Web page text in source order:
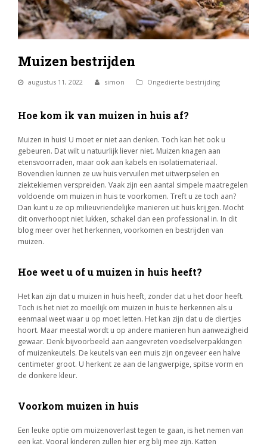
Muizen bestrijden
augustus 11, 2022 simon Ongedierte bestrijding
Hoe kom ik van muizen in huis af?
Muizen in huis! U moet er niet aan denken. Toch kan het ook u
gebeuren. Dat wilt u natuurlijk liever niet. Muizen knagen aan
etensvoorraden, maar ook aan kabels en isolatiemateriaal.
Bovendien kunnen ze uw huis vervuilen met uitwerpselen en
ziektekiemen verspreiden. Vaak zijn een aantal simpele maatregelen
voldoende om muizen in huis te voorkomen. Treft u ze toch aan?
Dan kunt u ze op milieuvriendelijke manieren uit huis krijgen. Mocht
dit onverhoopt niet lukken, schakel dan een professional in. In dit
blog meer over het herkennen, voorkomen en bestrijden van
muizen.
Hoe weet u of u muizen in huis heeft?
Het kan zijn dat u muizen in huis heeft, zonder dat u het door heeft.
Toch is het niet zo moeilijk om muizen in huis te herkennen als u
eenmaal weet waar u op moet letten. Het kan zijn dat u de diertjes
hoort. Maar meestal wordt u op andere manieren hun aanwezigheid
gewaar. Denk bijvoorbeeld aan aangevreten voedselverpakkingen
of muizenkeutels. De keutels van een muis zijn ongeveer een halve
centimeter groot. U herkent ze aan de langwerpige, spitse vorm en
de donkere kleur.
Voorkom muizen in huis
Een leuke optie om muizenoverlast tegen te gaan, is het nemen van
een kat. Vooral kinderen zullen hier erg blij mee zijn. Katten